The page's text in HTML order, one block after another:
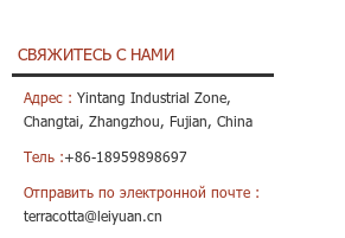
СВЯЖИТЕСЬ С НАМИ
Адрес : Yintang Industrial Zone,
Changtai, Zhangzhou, Fujian, China
Тель :+86-18959898697
Отправить по электронной почте :
terracotta@leiyuan.cn